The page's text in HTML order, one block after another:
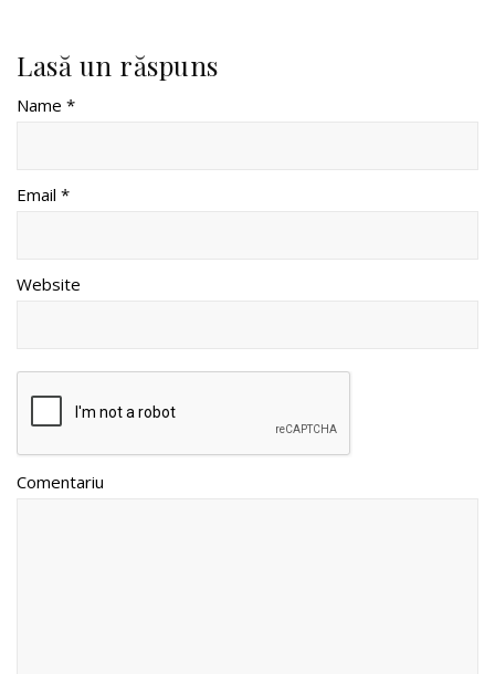
Lasă un răspuns
Name *
Email *
Website
Comentariu